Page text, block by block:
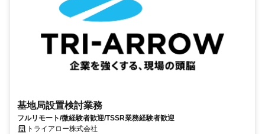
基地局設置検討業務
フルリモート/微経験者歓迎/TSSR業務経験者歓迎
トライアロー株式会社